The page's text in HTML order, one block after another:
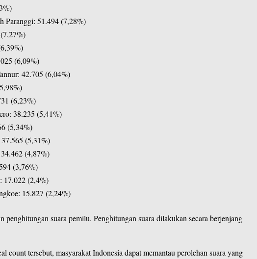
Paranggi: 51.494 (7,28%)
(6,09%)
42.705 (6,04%)
(6,23%)
38.235 (5,41%)
(5,34%)
(5,31%)
(4,87%)
(3,76%)
17.022 (2,4%)
15.827 (2,24%)
suara pemilu. Penghitungan suara dilakukan secara berjenjang
count tersebut, masyarakat Indonesia dapat memantau perolehan suara yang